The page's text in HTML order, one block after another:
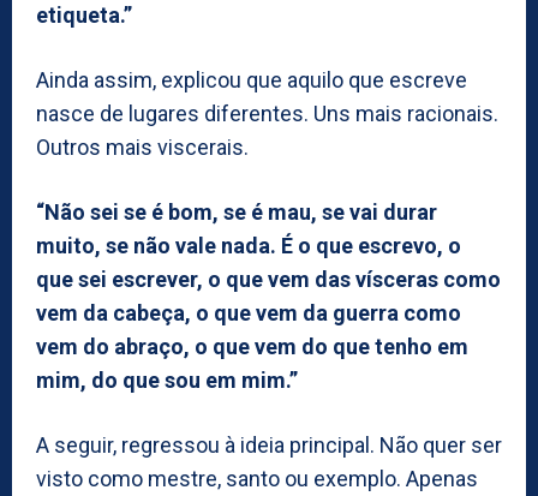
etiqueta.”
Ainda assim, explicou que aquilo que escreve
nasce de lugares diferentes. Uns mais racionais.
Outros mais viscerais.
“Não sei se é bom, se é mau, se vai durar
muito, se não vale nada. É o que escrevo, o
que sei escrever, o que vem das vísceras como
vem da cabeça, o que vem da guerra como
vem do abraço, o que vem do que tenho em
mim, do que sou em mim.”
A seguir, regressou à ideia principal. Não quer ser
visto como mestre, santo ou exemplo. Apenas